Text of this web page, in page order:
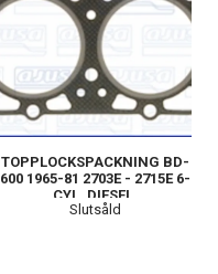
TOPPLOCKSPACKNING BD-
600 1965-81 2703E - 2715E 6-
CYL. DIESEL.
Slutsåld